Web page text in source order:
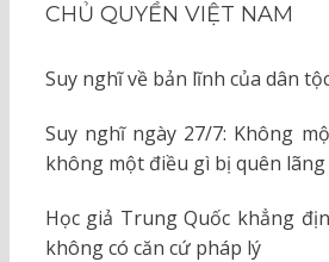
CHỦ QUYỀN VIỆT NAM
Suy nghĩ về bản lĩnh của dân
Suy nghĩ ngày 27/7: Không
không một điều gì bị quên lãng
Học giả Trung Quốc khẳng
không có căn cứ pháp lý